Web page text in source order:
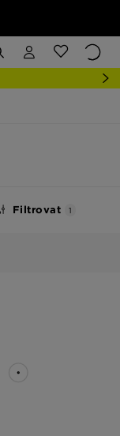
Filtrovat 1